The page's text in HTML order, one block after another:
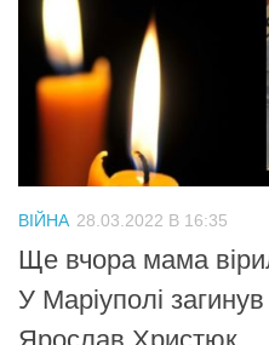
ВІЙНА 28.03.2022 В 16:35
Ще вчора мама
У Маріуполі